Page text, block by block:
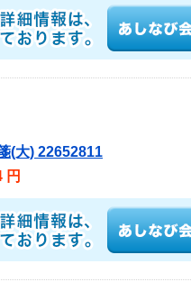
(大) 22652811
円